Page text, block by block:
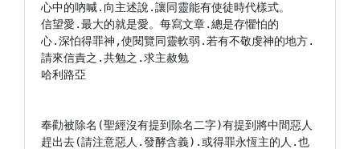
心中的吶喊.向主述說.讓同靈能有使徒時代樣式。
信望愛.最大的就是愛。每寫文章.總是存懼怕的
心.深怕得罪神,使閱覽同靈軟弱.若有不敬虔神的地方.
請來信責之.共勉之.求主赦勉
哈利路亞
奉勸被除名(聖經沒有提到除名二字)有提到將中間惡人
趕出去(請注意惡人.發酵含義).或得罪永恆主的人.也